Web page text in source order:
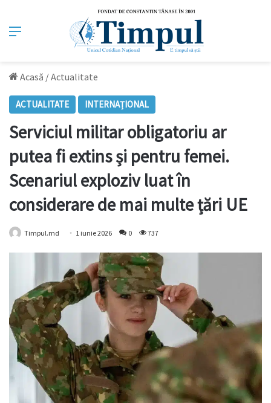
Meniu
Acasă /Actualitate
ACTUALITATE INTERNAȚIONAL
Serviciul militar obligatoriu ar
putea fi extins și pentru femei.
Scenariul exploziv luat în
considerare de mai multe țări UE
Timpul.md 1 iunie 2026 0 737